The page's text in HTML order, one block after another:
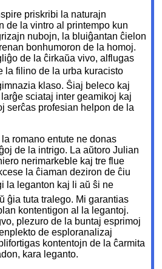
priskribi la naturajn
de la vintro al printempo kun
nubojn, la bluiĝantan ĉielon
bonhumoron de la homoj.
de la ĉirkaŭa vivo, alflugas
filino de la urba kuracisto 
klaso. Ŝiaj beleco kaj
sciataj inter geamikoj kaj
serĉas profesian helpon de la
romano entute ne donas
de la intrigo. La aŭtoro Julian
nerimarkeble kaj tre flue
la ĉiaman deziron de ĉiu
la leganton kaj li aŭ ŝi ne
ĝia tuta tralego. Mi garantias
kontentigon al la legantoj.
plezuro de la buntaj esprimoj
de esploranalizaj
kontentojn de la ĉarmita
kara leganto.